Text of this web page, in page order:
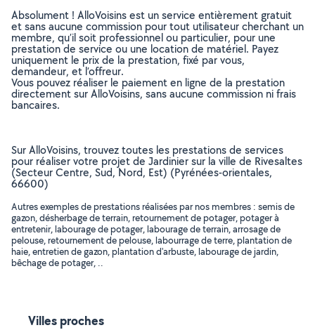
Absolument ! AlloVoisins est un service entièrement gratuit
et sans aucune commission pour tout utilisateur cherchant un
membre, qu’il soit professionnel ou particulier, pour une
prestation de service ou une location de matériel. Payez
uniquement le prix de la prestation, fixé par vous,
demandeur, et l’offreur.
Vous pouvez réaliser le paiement en ligne de la prestation
directement sur AlloVoisins, sans aucune commission ni frais
bancaires.
Sur AlloVoisins, trouvez toutes les prestations de services
pour réaliser votre projet de Jardinier sur la ville de Rivesaltes
(Secteur Centre, Sud, Nord, Est) (Pyrénées-orientales,
66600)
Autres exemples de prestations réalisées par nos membres : semis de
gazon, désherbage de terrain, retournement de potager, potager à
entretenir, labourage de potager, labourage de terrain, arrosage de
pelouse, retournement de pelouse, labourrage de terre, plantation de
haie, entretien de gazon, plantation d'arbuste, labourage de jardin,
bêchage de potager, ..
Villes proches